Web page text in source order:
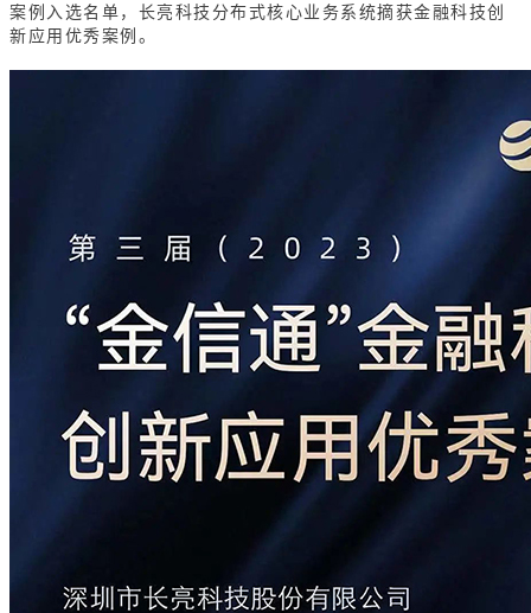
案例入选名单，长亮科技分布式核心业务系统摘获金融科技创
新应用优秀案例。